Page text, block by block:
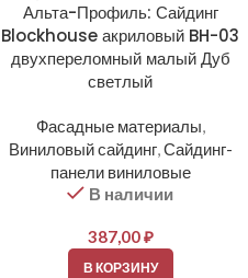
Альта-Профиль: Сайдинг
Blockhouse акриловый BH-03
двухпереломный малый Дуб
светлый
Фасадные материалы,
Виниловый сайдинг,Сайдинг-
панели виниловые
В наличии
387,00₽
В КОРЗИНУ